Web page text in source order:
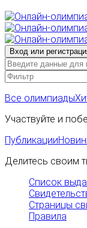
Все олимпиады
Участвуйте и
Публикации
Делитесь своим
Список
Страницы
Правила